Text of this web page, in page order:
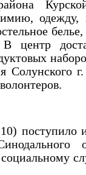
одежду,
белье,
центр
Солунского
поступило
социальному